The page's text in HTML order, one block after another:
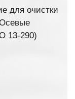
для очистки
13-290)